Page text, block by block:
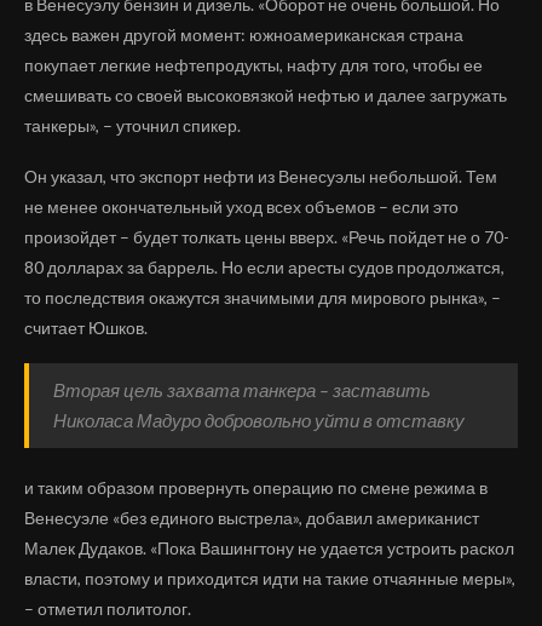
в Венесуэлу бензин и дизель. «Оборот не очень большой. Но
здесь важен другой момент: южноамериканская страна
покупает легкие нефтепродукты, нафту для того, чтобы ее
смешивать со своей высоковязкой нефтью и далее загружать
танкеры», – уточнил спикер.
Он указал, что экспорт нефти из Венесуэлы небольшой. Тем
не менее окончательный уход всех объемов – если это
произойдет – будет толкать цены вверх. «Речь пойдет не о 70-
80 долларах за баррель. Но если аресты судов продолжатся,
то последствия окажутся значимыми для мирового рынка», –
считает Юшков.
Вторая цель захвата танкера – заставить
Николаса Мадуро добровольно уйти в отставку
и таким образом провернуть операцию по смене режима в
Венесуэле «без единого выстрела», добавил американист
Малек Дудаков. «Пока Вашингтону не удается устроить раскол
власти, поэтому и приходится идти на такие отчаянные меры»,
– отметил политолог.